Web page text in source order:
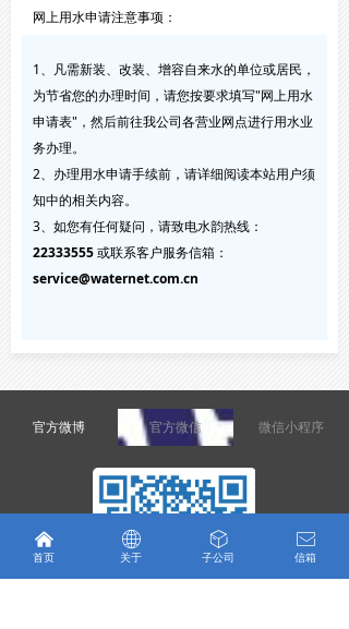
子公司
董事长信箱
网上用水申请注意事项：
1、凡需新装、改装、增容自来水的单位或居民，
为节省您的办理时间，请您按要求填写"网上用水
申请表"，然后前往我公司各营业网点进行用水业
务办理。
2、办理用水申请手续前，请详细阅读本站用户须
知中的相关内容。
3、如您有任何疑问，请致电水韵热线：
22333555或联系客户服务信箱：
service@waternet.com.cn
낀
首页
ꄓ
关于
ꁦ
子公司
ꂘ
信箱
官方微博 官方微信 微信小程序